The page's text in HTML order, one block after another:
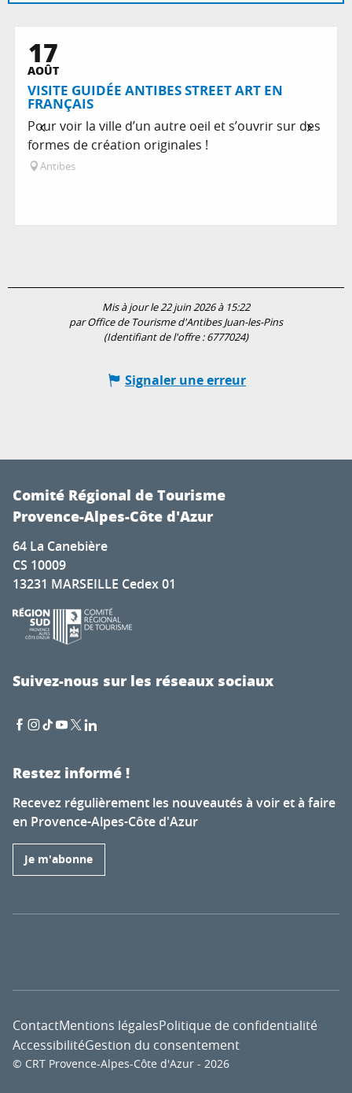
Propose une offre spéciale dans le cadre de ...
Propose les produits de...
17
AOÛT
VISITE GUIDÉE ANTIBES STREET ART EN
FRANÇAIS
Pour voir la ville d’un autre oeil et s’ouvrir sur des
formes de création originales !
Antibes
Mis à jour le 22 juin 2026 à 15:22
par Office de Tourisme d'Antibes Juan-les-Pins
(Identifiant de l'offre :6777024)
Signaler une erreur
Comité Régional de Tourisme
Provence-Alpes-Côte d'Azur
64 La Canebière
CS 10009
13231 MARSEILLE Cedex 01
Suivez-nous sur les réseaux sociaux
Restez informé !
Recevez régulièrement les nouveautés à voir et à faire
en Provence-Alpes-Côte d'Azur
Je m'abonne
© CRT Provence-Alpes-Côte d'Azur - 2026
ContactMentions légalesPolitique de confidentialité
AccessibilitéGestion du consentement